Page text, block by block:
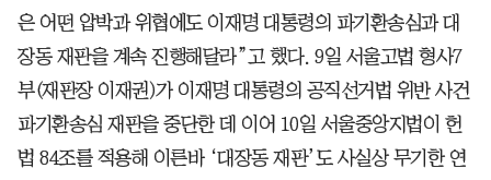
은 어떤 압박과 위협에도 이재명 대통령의 파기환송심과 대
장동 재판을 계속 진행해달라”고 했다. 9일 서울고법 형사7
부(재판장 이재권)가 이재명 대통령의 공직선거법 위반 사건
파기환송심 재판을 중단한 데 이어 10일 서울중앙지법이 헌
법 84조를 적용해 이른바 ‘대장동 재판’도 사실상 무기한 연